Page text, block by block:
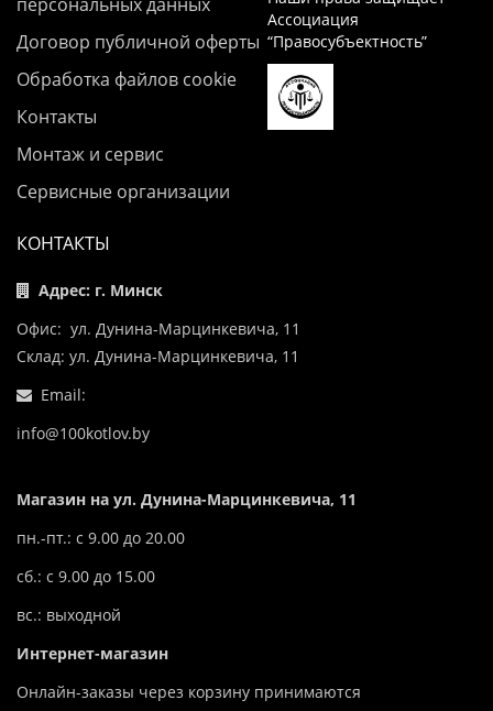
персональных данных
Договор публичной оферты
Обработка файлов cookie
Контакты
Монтаж и сервис
Сервисные организации
Ассоциация
“Правосубъектность”
КОНТАКТЫ
Адрес: г. Минск
Офис: ул. Дунина-Марцинкевича, 11
Склад: ул. Дунина-Марцинкевича, 11
Email:
info@100kotlov.by
Магазин на ул. Дунина-Марцинкевича, 11
пн.-пт.: с 9.00 до 20.00
сб.: с 9.00 до 15.00
вс.: выходной
Интернет-магазин
Онлайн-заказы через корзину принимаются